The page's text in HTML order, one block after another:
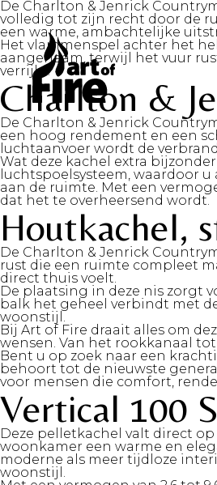
De Charlton & Jenrick
volledig tot zijn recht door de
een warme, ambachtelijke
Het vlammenspel achter het
aangenaam, terwijl het vuur
verrijkt.
Charlton &
De Charlton & Jenrick
een hoog rendement en een
luchtaanvoer wordt de
Wat deze kachel extra
luchtspoelsysteem, waardoor
aan de ruimte. Met een
dat het te overheersend wordt.
Houtkachel,
De Charlton & Jenrick
rust die een ruimte compleet
direct thuis voelt.
De plaatsing in deze nis zorgt
balk het geheel verbindt met
woonstijl.
Bij Art of Fire draait alles om
wensen. Van het rookkanaal
Bent u op zoek naar een
behoort tot de nieuwste
voor mensen die comfort,
Vertical 100
Deze pelletkachel valt direct
woonkamer een warme en
moderne als meer tijdloze
woonstijl.